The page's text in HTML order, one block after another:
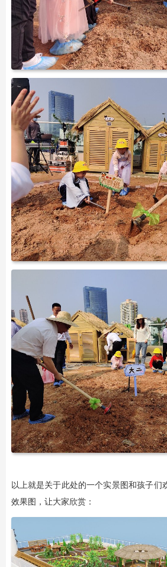
以上就是关于此处的一个实景图和孩子们
效果图，让大家欣赏：